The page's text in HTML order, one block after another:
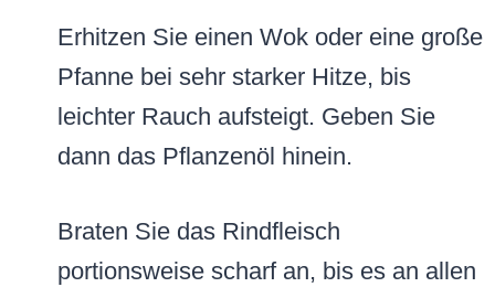
Erhitzen Sie einen Wok oder eine große
Pfanne bei sehr starker Hitze, bis
leichter Rauch aufsteigt. Geben Sie
dann das Pflanzenöl hinein.
Braten Sie das Rindfleisch
portionsweise scharf an, bis es an allen